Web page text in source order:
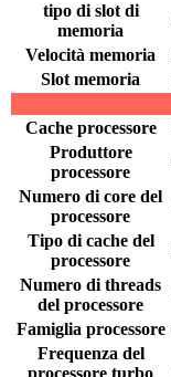
tipo di slot di
memoria
Velocità memoria
Slot memoria
Cache processore
Produttore
processore
Numero di core del
processore
Tipo di cache del
processore
Numero di threads
del processore
Famiglia processore
Frequenza del